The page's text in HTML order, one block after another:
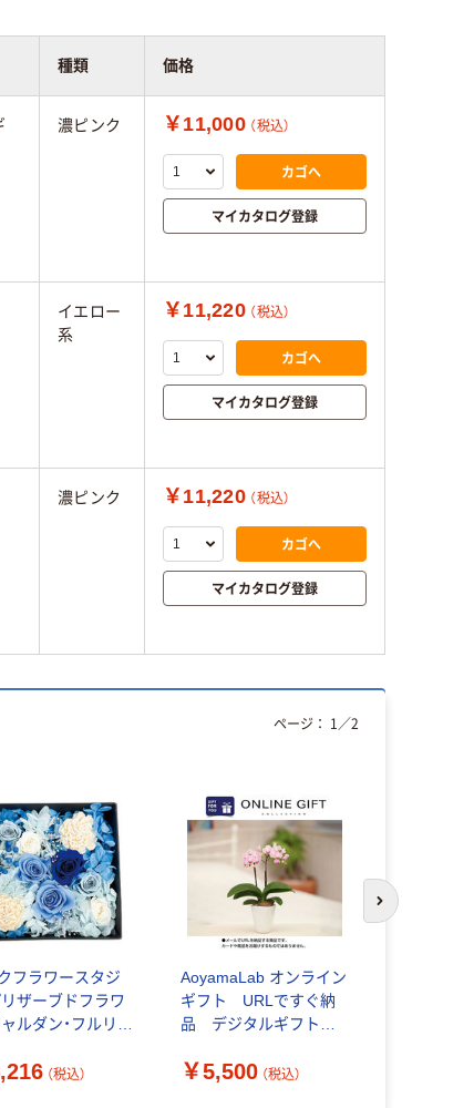
種類 価格
濃ピンク ￥11,000 （税込）
カゴへ
マイカタログ登録
イエロー
系
￥11,220 （税込）
カゴへ
マイカタログ登録
濃ピンク ￥11,220 （税込）
カゴへ
マイカタログ登録
フラワースタジ
ザーブドフラワ
ルダン・フルリ
送品） （税込）
AoyamaLab オンライン
ギフト URLですぐ納
品 デジタルギフト
本立ち 淡ピンク)（直送
￥5,500 （税込）
ページ： 1 ／2
次のスライド